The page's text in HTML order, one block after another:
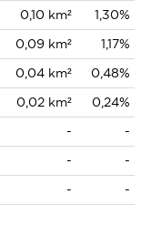
0,10 km²
1,30%
0,09 km²
1,17%
0,04 km²
0,48%
0,02 km²
0,24%
-
-
-
-
- -